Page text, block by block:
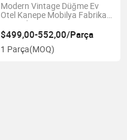
Modern Vintage Düğme Ev
Otel Kanepe Mobilya Fabrika
Doğrudan Satış
$499,00-552,00/Parça
1 Parça(MOQ)